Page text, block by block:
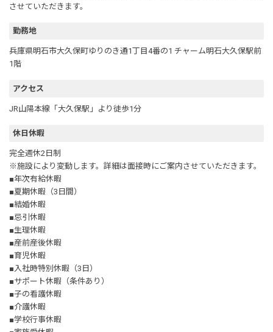
させていただきます。
勤務地
兵庫県明石市大久保町ゆりのき通1丁目4番の1 チャーム明石大久保駅前
1階
アクセス
JR山陽本線「大久保駅」より徒歩1分
休日休暇
完全週休2日制
※施設により変動します。詳細は面接時にご案内させていただきます。
■年次有給休暇
■夏期休暇（3日間）
■結婚休暇
■忌引休暇
■生理休暇
■産前産後休暇
■育児休暇
■入社時特別休暇（3日）
■サポート休暇（条件あり）
■子の看護休暇
■介護休暇
■学校行事休暇